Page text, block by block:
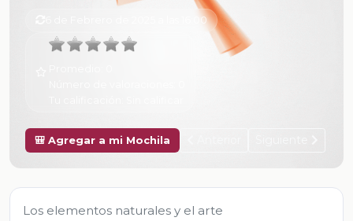
6 de Febrero de 2025 a las 16:00
🎒 Agregar a mi Mochila
Los elementos naturales y el arte